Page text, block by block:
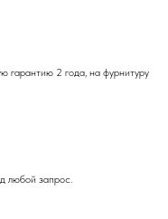
гарантию 2 года, на фурнитуру
любой запрос.